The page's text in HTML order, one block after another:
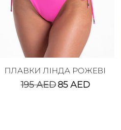
ПЛАВКИ ЛІНДА РОЖЕВІ
195AED85 AED